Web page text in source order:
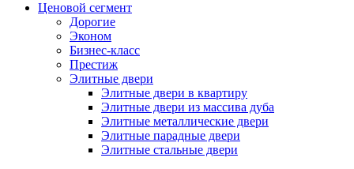
Ценовой сегмент
Дорогие
Эконом
Бизнес-класс
Престиж
Элитные двери
Элитные двери в квартиру
Элитные двери из массива дуба
Элитные металлические двери
Элитные парадные двери
Элитные стальные двери